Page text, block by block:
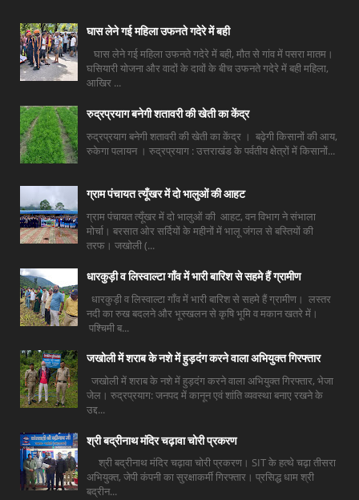
घास लेने गई महिला उफनते गदेरे में बही
घास लेने गई महिला उफनते गदेरे में बही, मौत से गांव में पसरा मातम।
घसियारी योजना और वादों के दावों के बीच उफनते गदेरे में बही महिला,
आखिर ...
रुद्रप्रयाग बनेगी शतावरी की खेती का केंद्र
रुद्रप्रयाग बनेगी शतावरी की खेती का केंद्र । बढ़ेगी किसानों की आय,
रुकेगा पलायन । रुद्रप्रयाग : उत्तराखंड के पर्वतीय क्षेत्रों में किसानों...
ग्राम पंचायत त्यूँखर में दो भालुओं की आहट
ग्राम पंचायत त्यूँखर में दो भालुओं की आहट, वन विभाग ने संभाला
मोर्चा। बरसात ओर सर्दियों के महीनों में भालू जंगल से बस्तियों की
तरफ। जखोली (...
धारकुड़ी व लिस्वाल्टा गाँव में भारी बारिश से सहमे हैं ग्रामीण
धारकुड़ी व लिस्वाल्टा गाँव में भारी बारिश से सहमे हैं ग्रामीण। लस्तर
नदी का रुख बदलने और भूस्खलन से कृषि भूमि व मकान खतरे में।
पश्चिमी ब...
जखोली में शराब के नशे में हुड़दंग करने वाला अभियुक्त गिरफ्तार
जखोली में शराब के नशे में हुड़दंग करने वाला अभियुक्त गिरफ्तार, भेजा
जेल। रुद्रप्रयाग: जनपद में कानून एवं शांति व्यवस्था बनाए रखने के
उद्द...
श्री बद्रीनाथ मंदिर चढ़ावा चोरी प्रकरण
श्री बद्रीनाथ मंदिर चढ़ावा चोरी प्रकरण। SIT के हत्थे चढ़ा तीसरा
अभियुक्त, जेपी कंपनी का सुरक्षाकर्मी गिरफ्तार। प्रसिद्ध धाम श्री
बद्रीन...